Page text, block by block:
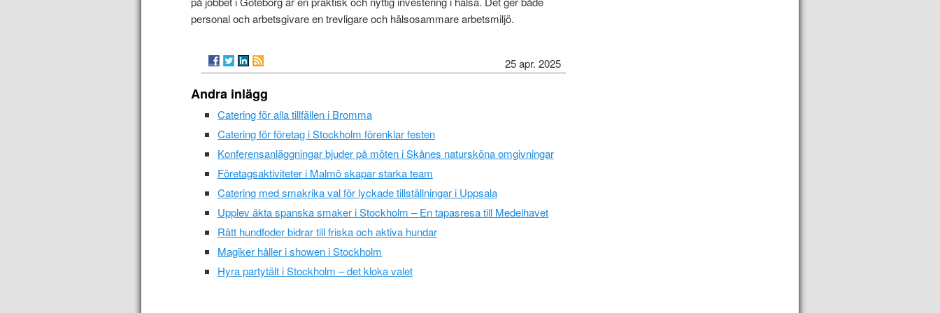
personal och arbetsgivare en trevligare och hälsosammare arbetsmiljö.
25 apr. 2025
Andra inlägg
Catering för alla tillfällen i Bromma
Catering för företag i Stockholm förenklar festen
Konferensanläggningar bjuder på möten i Skånes natursköna omgivningar
Företagsaktiviteter i Malmö skapar starka team
Catering med smakrika val för lyckade tillställningar i Uppsala
Upplev äkta spanska smaker i Stockholm – En tapasresa till Medelhavet
Rätt hundfoder bidrar till friska och aktiva hundar
Magiker håller i showen i Stockholm
Hyra partytält i Stockholm – det kloka valet